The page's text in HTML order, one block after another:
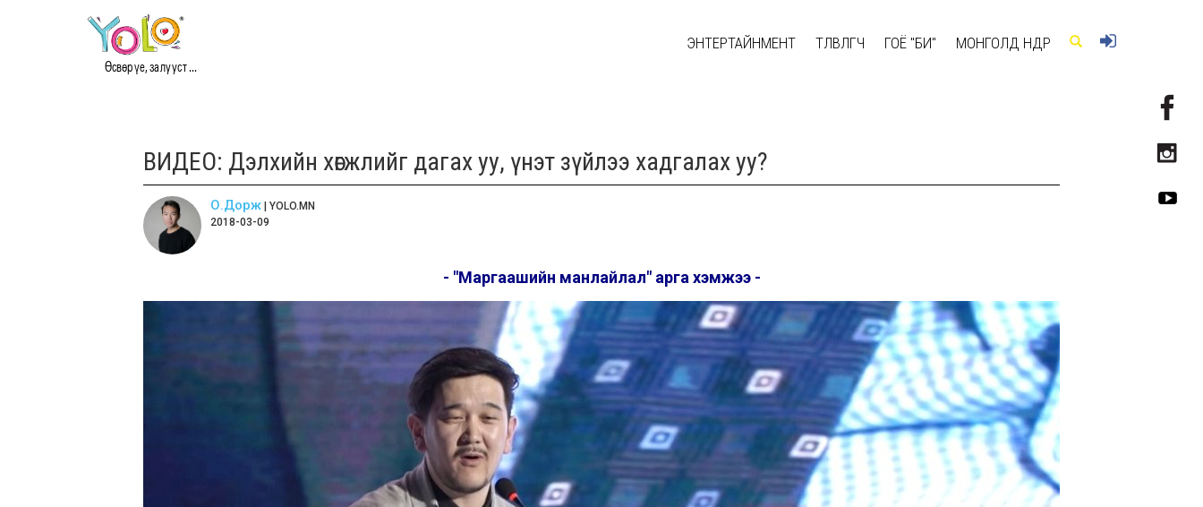
Өсвөр үе, залууст ...
ЭНТЕРТАЙНМЕНТ ТӨЛӨВЛӨГЧ ГОЁ "БИ" МОНГОЛД ӨНӨӨДӨР
ВИДЕО: Дэлхийн хөгжлийг дагах уу, үнэт зүйлээ хадгалах уу?
О.Дорж | YOLO.MN
2018-03-09
- "Маргаашийн манлайлал" арга хэмжээ -